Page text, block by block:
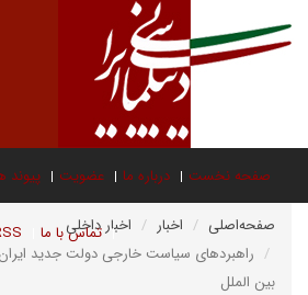
صفحه نخست درباره ما عضویت پیوند
تماس با ما صفحه‌اصلی اخبار
اخبار داخلی
راهبردهای سیاست خارجی دولت جدید
بین الملل